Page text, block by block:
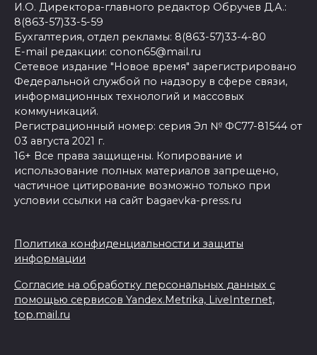
И.О. Директора-главного редактор Обручев Д.А.:
8(863-57)33-5-59
Бухгалтерия, отдел рекламы: 8(863-57)33-4-80
E-mail редакции: conon65@mail.ru
Сетевое издание "Новое время" зарегистрировано
Федеральной службой по надзору в сфере связи,
информационных технологий и массовых
коммуникаций.
Регистрационный номер: серия Эл № ФС77-81544 от
03 августа 2021 г.
16+ Все права защищены. Копирование и
использование полных материалов запрещено,
частичное цитирование возможно только при
условии ссылки на сайт bagaevka-press.ru
Политика конфиденциальности и защиты
информации
Согласие на обработку персональных данных с
помощью сервисов Yandex.Metrika, LiveInternet,
top.mail.ru